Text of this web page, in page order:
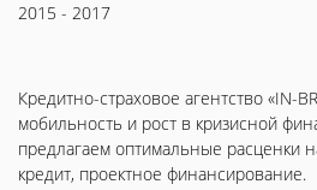
2015 - 2017
Кредитно-страховое агентство «IN-
мобильность и рост в кризисной
предлагаем оптимальные расценки
кредит, проектное финансирование.